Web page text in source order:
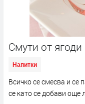
Смути от ягоди
Напитки
Всичко се смесва и се
се като се добави още